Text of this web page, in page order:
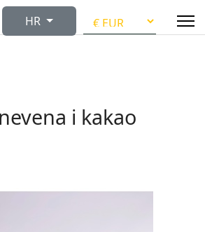
Odaberite svoj jezik
HR
i kakao